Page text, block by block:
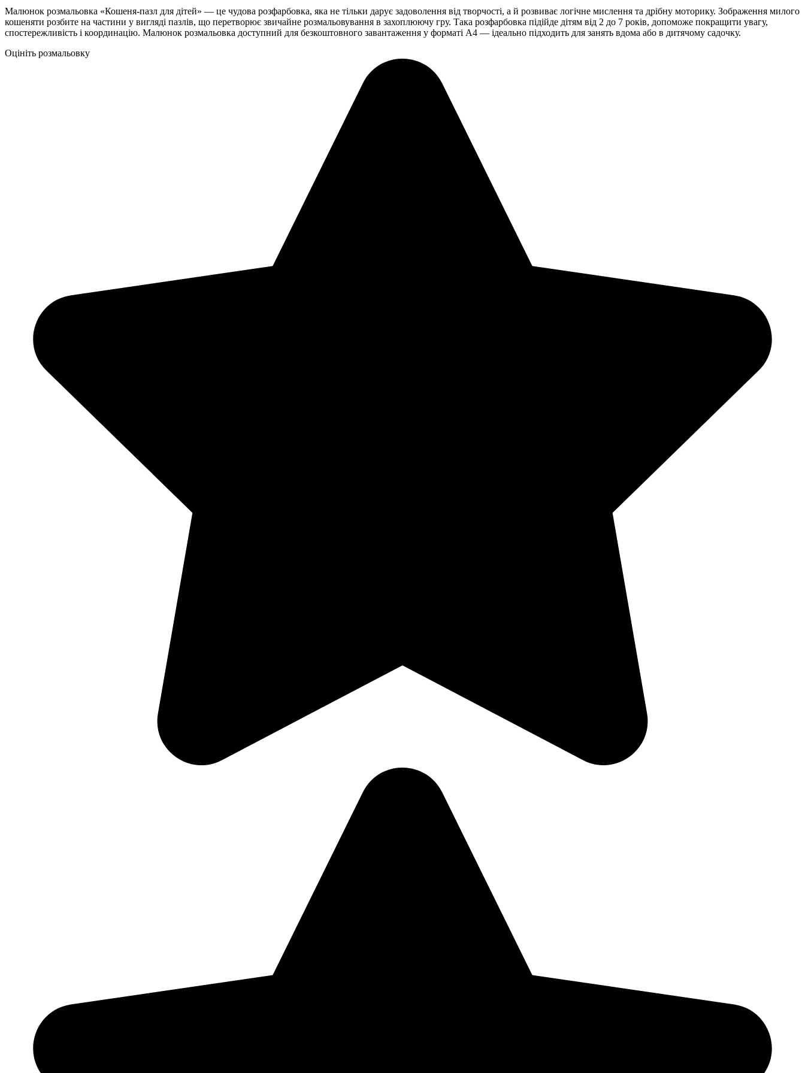
Малюнок розмальовка «Кошеня-пазл для дітей» — це чудова розфарбовка, яка не тільки дарує задоволення від творчості, а й розвиває логічне мислення та дрібну моторику. Зображення милого
кошеняти розбите на частини у вигляді пазлів, що перетворює звичайне розмальовування в захоплюючу гру. Така розфарбовка підійде дітям від 2 до 7 років, допоможе покращити увагу,
спостережливість і координацію. Малюнок розмальовка доступний для безкоштовного завантаження у форматі А4 — ідеально підходить для занять вдома або в дитячому садочку.
Оцініть розмальовку